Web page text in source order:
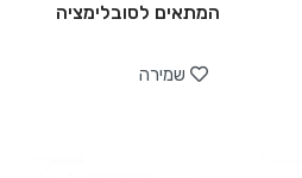
המתאים לסובלימציה
שמירה